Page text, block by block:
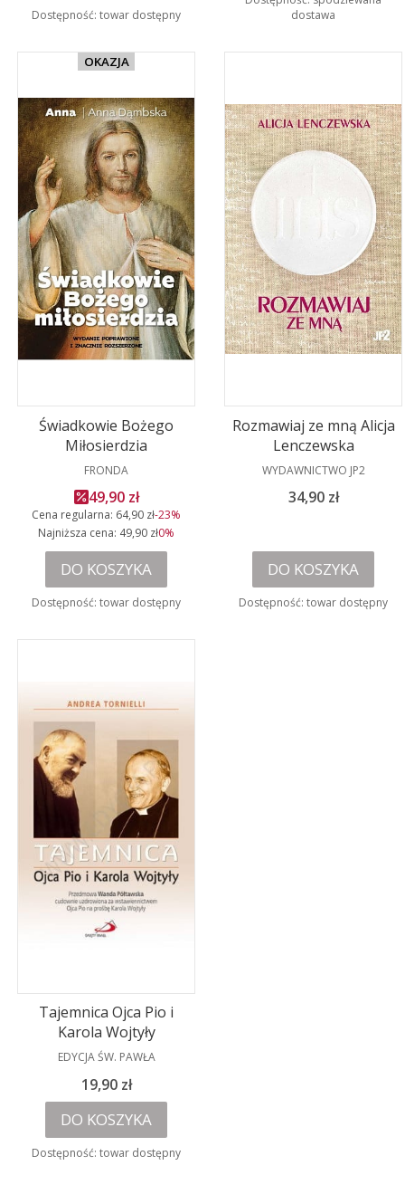
Dostępność: towar dostępny
dostawa
OKAZJA
Świadkowie Bożego
Miłosierdzia
PRODUCENT
FRONDA
Cena promocyjna
49,90 zł
Cena regularna: 64,90 zł-23%
Najniższa cena: 49,90 zł0%
DO KOSZYKA
Dostępność: towar dostępny
Rozmawiaj ze mną Alicja
Lenczewska
PRODUCENT
WYDAWNICTWO JP2
Cena
34,90 zł
DO KOSZYKA
Dostępność: towar dostępny
Tajemnica Ojca Pio i
Karola Wojtyły
PRODUCENT
EDYCJA ŚW. PAWŁA
Cena
19,90 zł
DO KOSZYKA
Dostępność: towar dostępny